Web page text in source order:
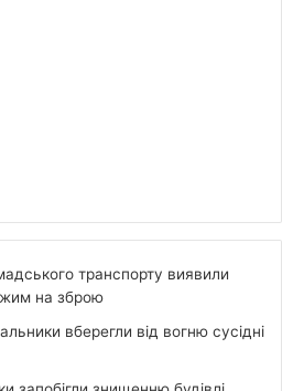
транспорту виявили
на зброю
вберегли від вогню сусідні